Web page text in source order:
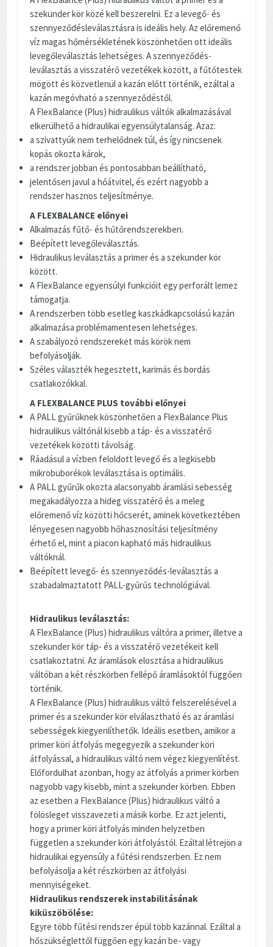
szekunder kör közé kell beszerelni. Ez a levegő- és
szennyeződésleválasztásra is ideális hely. Az előremenő
víz magas hőmérsékletének köszönhetően ott ideális
levegőleválasztás lehetséges. A szennyeződés-
leválasztás a visszatérő vezetékek között, a fűtőtestek
mögött és közvetlenül a kazán előtt történik, ezáltal a
kazán megóvható a szennyeződéstől.
A FlexBalance (Plus) hidraulikus váltók alkalmazásával
elkerülhető a hidraulikai egyensúlytalanság. Azaz:
a szivattyúk nem terhelődnek túl, és így nincsenek
kopás okozta károk,
a rendszer jobban és pontosabban beállítható,
jelentősen javul a hőátvitel, és ezért nagyobb a
rendszer hasznos teljesítménye.
A FLEXBALANCE előnyei
Alkalmazás fűtő- és hűtőrendszerekben.
Beépített levegőleválasztás.
Hidraulikus leválasztás a primer és a szekunder kör
között.
A FlexBalance egyensúlyi funkcióit egy perforált lemez
támogatja.
A rendszerben több esetleg kaszkádkapcsolású kazán
alkalmazása problémamentesen lehetséges.
A szabályozó rendszereket más körök nem
befolyásolják.
Széles választék hegesztett, karimás és bordás
csatlakozókkal.
A FLEXBALANCE PLUS további előnyei
A PALL gyűrűknek köszönhetően a FlexBalance Plus
hidraulikus váltónál kisebb a táp- és a visszatérő
vezetékek közötti távolság.
Ráadásul a vízben feloldott levegő és a legkisebb
mikrobuborékok leválasztása is optimális.
A PALL gyűrűk okozta alacsonyabb áramlási sebesség
megakadályozza a hideg visszatérő és a meleg
előremenő víz közötti hőcserét, aminek következtében
lényegesen nagyobb hőhasznosítási teljesítmény
érhető el, mint a piacon kapható más hidraulikus
váltóknál.
Beépített levegő- és szennyeződés-leválasztás a
szabadalmaztatott PALL-gyűrűs technológiával.
Hidraulikus leválasztás:
A FlexBalance (Plus) hidraulikus váltóra a primer, illetve a
szekunder kör táp- és a visszatérő vezetékeit kell
csatlakoztatni. Az áramlások elosztása a hidraulikus
váltóban a két részkörben fellépő áramlásoktól függően
történik.
A FlexBalance (Plus) hidraulikus váltó felszerelésével a
primer és a szekunder kör elválasztható és az áramlási
sebességek kiegyenlíthetők. Ideális esetben, amikor a
primer köri átfolyás megegyezik a szekunder köri
átfolyással, a hidraulikus váltó nem végez kiegyenlítést.
Előfordulhat azonban, hogy az átfolyás a primer körben
nagyobb vagy kisebb, mint a szekunder körben. Ebben
az esetben a FlexBalance (Plus) hidraulikus váltó a
fölösleget visszavezeti a másik körbe. Ez azt jelenti,
hogy a primer köri átfolyás minden helyzetben
független a szekunder köri átfolyástól. Ezáltal létrejön a
hidraulikai egyensúly a fűtési rendszerben. Ez nem
befolyásolja a két részkörben az átfolyási
mennyiségeket.
Hidraulikus rendszerek instabilitásának
kiküszöbölése:
Egyre több fűtési rendszer épül több kazánnal. Ezáltal a
hőszükséglettől függően egy kazán be- vagy